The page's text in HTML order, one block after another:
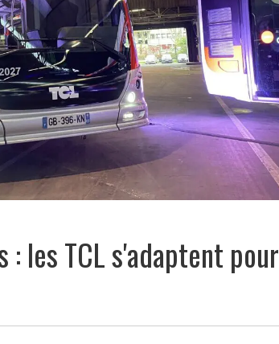
: les TCL s'adaptent pour